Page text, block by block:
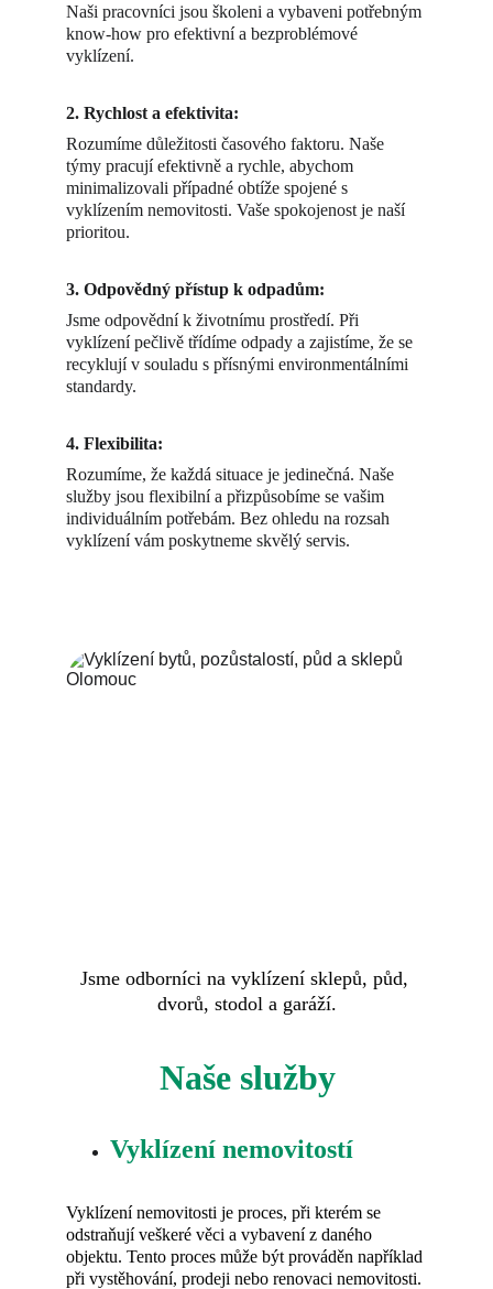
Naši pracovníci jsou školeni a vybaveni potřebným
know-how pro efektivní a bezproblémové
vyklízení.
2. Rychlost a efektivita:
Rozumíme důležitosti časového faktoru. Naše
týmy pracují efektivně a rychle, abychom
minimalizovali případné obtíže spojené s
vyklízením nemovitosti. Vaše spokojenost je naší
prioritou.
3. Odpovědný přístup k odpadům:
Jsme odpovědní k životnímu prostředí. Při
vyklízení pečlivě třídíme odpady a zajistíme, že se
recyklují v souladu s přísnými environmentálními
standardy.
4. Flexibilita:
Rozumíme, že každá situace je jedinečná. Naše
služby jsou flexibilní a přizpůsobíme se vašim
individuálním potřebám. Bez ohledu na rozsah
vyklízení vám poskytneme skvělý servis.
Jsme odborníci na vyklízení sklepů, půd,
dvorů, stodol a garáží.
Naše služby
Vyklízení nemovitostí
Vyklízení nemovitosti je proces, při kterém se
odstraňují veškeré věci a vybavení z daného
objektu. Tento proces může být prováděn například
při vystěhování, prodeji nebo renovaci nemovitosti.